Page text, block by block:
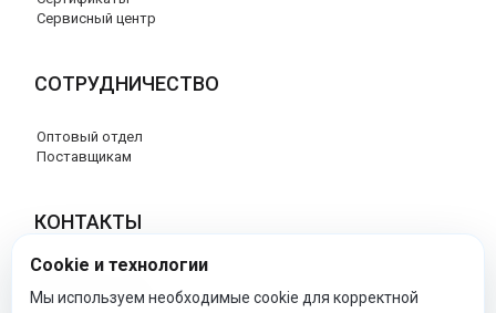
Сервисный центр
СОТРУДНИЧЕСТВО
Оптовый отдел
Поставщикам
КОНТАКТЫ
8 (800) 707-17-56
info@peg-perego-market.ru
Cookie и технологии
Мы используем необходимые cookie для корректной